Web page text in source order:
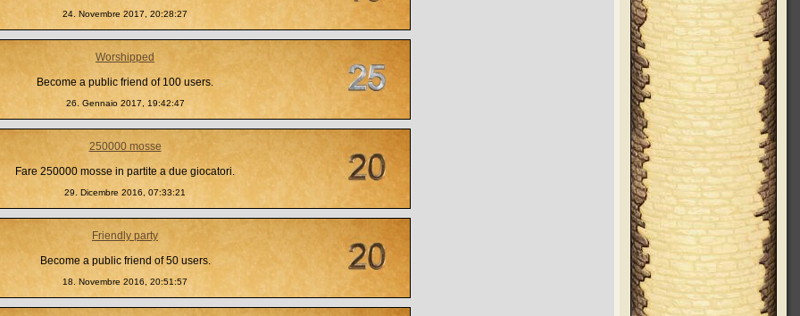
24. Novembre 2017, 20:28:27
Worshipped
Become a public friend of 100 users.
26. Gennaio 2017, 19:42:47
250000 mosse
Fare 250000 mosse in partite a due giocatori.
29. Dicembre 2016, 07:33:21
Friendly party
Become a public friend of 50 users.
18. Novembre 2016, 20:51:57